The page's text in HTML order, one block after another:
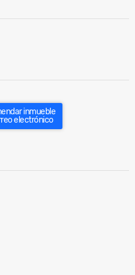
inmueble
electrónico